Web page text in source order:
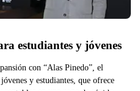
estudiantes y jóvenes
con “Alas Pinedo”, el
y estudiantes, que ofrece